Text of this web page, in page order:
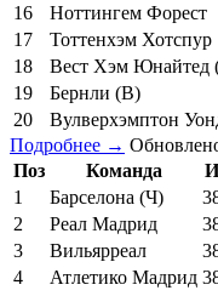
16
Ноттингем Форест
17
Тоттенхэм Хотспур
18
Вест Хэм Юнайтед
19
Бернли (В)
20
Вулверхэмптон
Подробнее →
Поз
Команда И
1
Барселона (Ч)
2
Реал Мадрид
3
Вильярреал
4
Атлетико Мадрид